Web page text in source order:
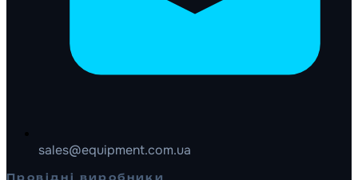
sales@equipment.com.ua
Провідні виробники